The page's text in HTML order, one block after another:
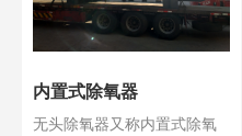
内置式除氧器
无头除氧器又称内置式除氧